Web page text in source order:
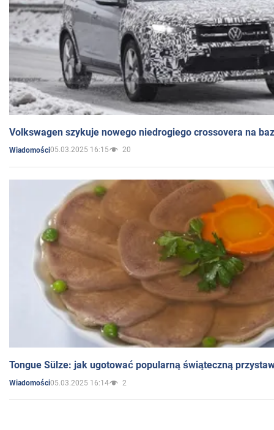
Volkswagen szykuje nowego niedrogiego crossovera na
Wiadomości05.03.2025 16:15 20
Tongue Sülze: jak ugotować popularną świąteczną
Wiadomości05.03.2025 16:14 2